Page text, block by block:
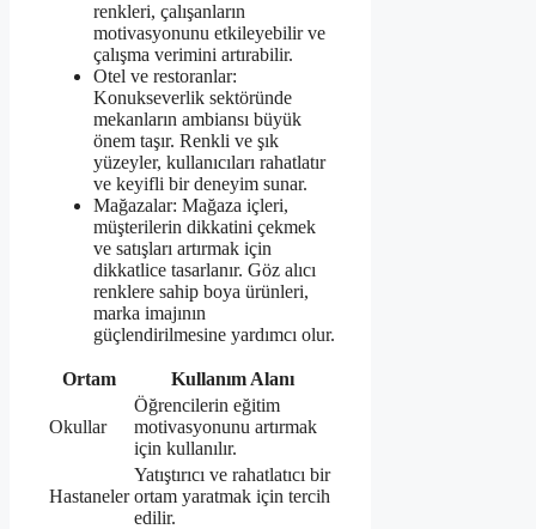
renkleri, çalışanların
motivasyonunu etkileyebilir ve
çalışma verimini artırabilir.
Otel ve restoranlar:
Konukseverlik sektöründe
mekanların ambiansı büyük
önem taşır. Renkli ve şık
yüzeyler, kullanıcıları rahatlatır
ve keyifli bir deneyim sunar.
Mağazalar: Mağaza içleri,
müşterilerin dikkatini çekmek
ve satışları artırmak için
dikkatlice tasarlanır. Göz alıcı
renklere sahip boya ürünleri,
marka imajının
güçlendirilmesine yardımcı olur.
Ortam Kullanım Alanı
Okullar
Öğrencilerin eğitim
motivasyonunu artırmak
için kullanılır.
Hastaneler
Yatıştırıcı ve rahatlatıcı bir
ortam yaratmak için tercih
edilir.